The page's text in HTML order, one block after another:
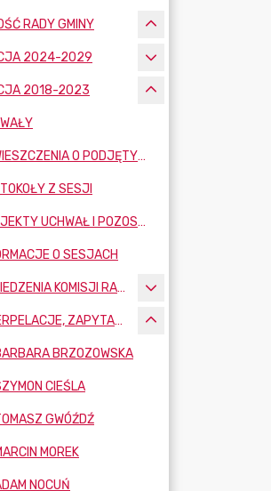
RADY GMINY
2024-2029
2018-2023
OBWIESZCZENIA O PODJĘTYCH UCHWAŁACH PODCZAS SSJI RADY GMINY
Z SESJI
PROJEKTY UCHWAŁ I POZOSTAŁE MATERIAŁY SESYJNE
O SESJACH
POSIEDZENIA KOMISJI RAD GMINY BOBROWNIKI
INTERPELACJE, ZAPYTANIA I WNIOSKI
BRZOZOWSKA
CIEŚLA
GWÓŹDŹ
MOREK
NOCUŃ